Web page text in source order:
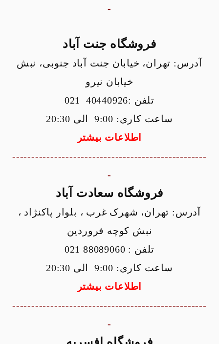
-
فروشگاه جنت آباد
آدرس: تهران، خیابان جنت آباد جنوبی، نبش
خیابان نیرو
تلفن :40440926 021
ساعت کاری: 9:00 الی 20:30
اطلاعات بیشتر
---------------------------------------------------
-
فروشگاه سعادت آباد
آدرس: تهران، شهرک غرب ، بلوار پاکنژاد ،
نبش کوچه فروردین
تلفن : 88089060 021
ساعت کاری: 9:00 الی 20:30
اطلاعات بیشتر
---------------------------------------------------
-